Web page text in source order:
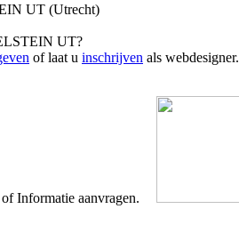
UT (Utrecht)
UT?
of laat u inschrijven als webdesigner.
Informatie aanvragen.